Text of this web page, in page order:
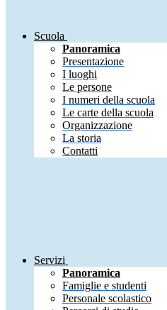
Scuola
Panoramica
Presentazione
I luoghi
Le persone
I numeri della scuola
Le carte della scuola
Organizzazione
La storia
Contatti
Servizi
Panoramica
Famiglie e studenti
Personale scolastico